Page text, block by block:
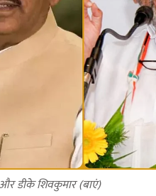
और डीके शिवकुमार (बाएं)